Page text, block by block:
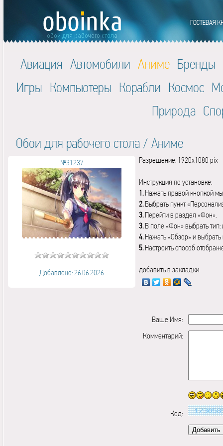
Авиация Автомобили Аниме Бренды
Игры Компьютеры Корабли Космос
Природа
Обои для рабочего стола / Аниме
№31237
Добавлено: 26.06.2026
Разрешение: 1920x1080 pix
Инструкция по установке:
1.Нажать правой кнопкой
2.Выбрать пункт
3.Перейти в раздел «Фон».
3.В поле «Фон» выбрать
4.Нажать «Обзор» и выбрать
5.Настроить способ
добавить в закладки
Ваше Имя:
Комментарий:
Код: